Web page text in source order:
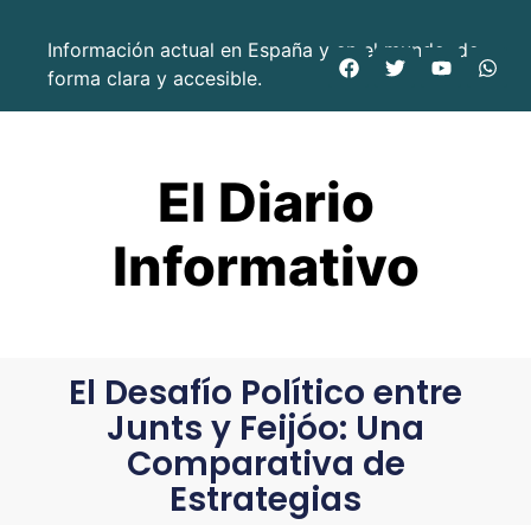
Información actual en España y en el mundo, de
forma clara y accesible.
El Diario
Informativo
El Desafío Político entre
Junts y Feijóo: Una
Comparativa de
Estrategias